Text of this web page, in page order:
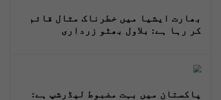
بھارت ایشیا میں خطرناک مثال قائم
کر رہا ہے: بلاول بھٹو زرداری
پاکستان میں بہت مضبوط لیڈرشپ ہے: